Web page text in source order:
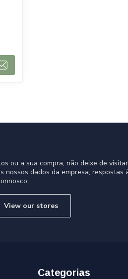
ou a sua compra, não deixe de
nossos dados da empresa, respostas
View our stores
Categorias